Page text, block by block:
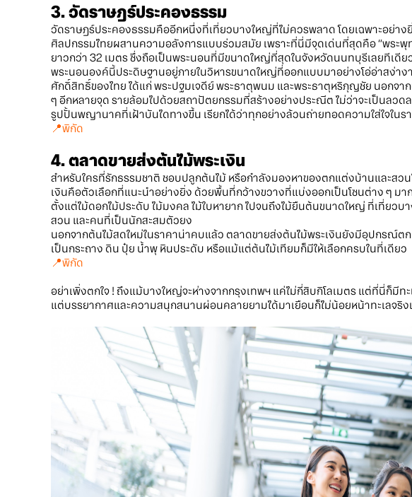
3. วัดราษฎร์ประคองธรรม
วัดราษฎร์ประคองธรรมคืออีกหนึ่งที่เที่ยวบางใหญ่ที่ไม่ควรพลาด โดยเฉพาะอย่า
ศิลปกรรมไทยผสานความอลังการแบบร่วมสมัย เพราะที่นี่มีจุดเด่นที่สุดคือ “พระ
ยาวกว่า 32 เมตร ซึ่งถือเป็นพระนอนที่มีขนาดใหญ่ที่สุดในจังหวัดนนทบุรีเลยทีเดีย
พระนอนองค์นี้ประดิษฐานอยู่ภายในวิหารขนาดใหญ่ที่ออกแบบมาอย่างโอ่อ่าสง่าง
ศักดิ์สิทธิ์ของไทย ได้แก่ พระปฐมเจดีย์ พระธาตุพนม และพระธาตุหริภุญชัย นอกจ
ๆ อีกหลายจุด รายล้อมไปด้วยสถาปัตยกรรมที่สร้างอย่างประณีต ไม่ว่าจะเป็นลวด
รูปปั้นพญานาคที่เฝ้าบันไดทางขึ้น เรียกได้ว่าทุกอย่างล้วนถ่ายทอดความใส่ใจในร
📍พิกัด
4. ตลาดขายส่งต้นไม้พระเงิน
สำหรับใครที่รักธรรมชาติ ชอบปลูกต้นไม้ หรือกำลังมองหาของตกแต่งบ้านและสว
เงินคือตัวเลือกที่แนะนำอย่างยิ่ง ด้วยพื้นที่กว้างขวางที่แบ่งออกเป็นโซนต่าง ๆ มา
ตั้งแต่ไม้ดอกไม้ประดับ ไม้มงคล ไม้ใบหายาก ไปจนถึงไม้ยืนต้นขนาดใหญ่ ที่เที่ยว
สวน และคนที่เป็นนักสะสมตัวยง
นอกจากต้นไม้สดใหม่ในราคาน่าคบแล้ว ตลาดขายส่งต้นไม้พระเงินยังมีอุปกรณ์ต
เป็นกระถาง ดิน ปุ๋ย น้ำพุ หินประดับ หรือแม้แต่ต้นไม้เทียมก็มีให้เลือกครบในที่เดียว
📍พิกัด
อย่าเพิ่งตกใจ ! ถึงแม้บางใหญ่จะห่างจากกรุงเทพฯ แค่ไม่กี่สิบกิโลเมตร แต่ที่นี่ก็มีทะ
แต่บรรยากาศและความสนุกสนานผ่อนคลายยามได้มาเยือนก็ไม่น้อยหน้าทะเลจริง